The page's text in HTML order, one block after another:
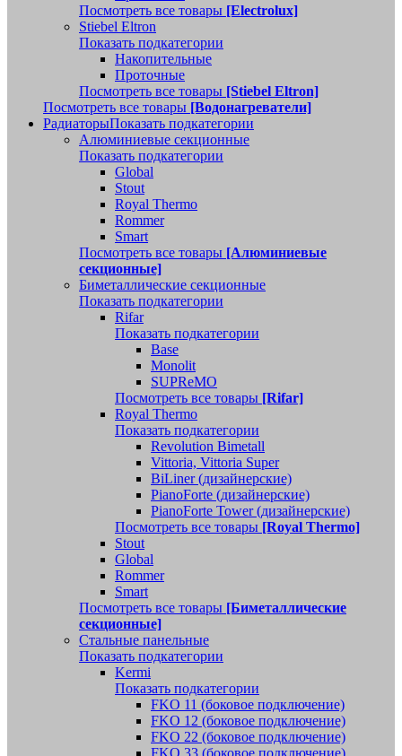
Посмотреть все товары [Electrolux]
Stiebel Eltron
Показать подкатегории
Накопительные
Проточные
Посмотреть все товары [Stiebel Eltron]
Посмотреть все товары [Водонагреватели]
РадиаторыПоказать подкатегории
Алюминиевые секционные
Показать подкатегории
Global
Stout
Royal Thermo
Rommer
Smart
Посмотреть все товары [Алюминиевые
секционные]
Биметаллические секционные
Показать подкатегории
Rifar
Показать подкатегории
Base
Monolit
SUPReMO
Посмотреть все товары [Rifar]
Royal Thermo
Показать подкатегории
Revolution Bimetall
Vittoria, Vittoria Super
BiLiner (дизайнерские)
PianoForte (дизайнерские)
PianoForte Tower (дизайнерские)
Посмотреть все товары [Royal Thermo]
Stout
Global
Rommer
Smart
Посмотреть все товары [Биметаллические
секционные]
Стальные панельные
Показать подкатегории
Kermi
Показать подкатегории
FKO 11 (боковое подключение)
FKO 12 (боковое подключение)
FKO 22 (боковое подключение)
FKO 33 (боковое подключение)